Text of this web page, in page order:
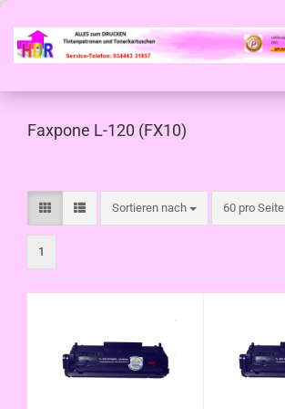
Faxpone L-120 (FX10)
Sortieren nach
Sortieren nach 60 pro Seite
pro Seite
1